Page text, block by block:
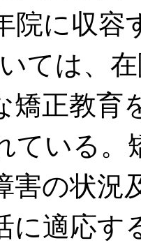
院に収容
ては、
矯正教育
ている。
害の状況
に適応す